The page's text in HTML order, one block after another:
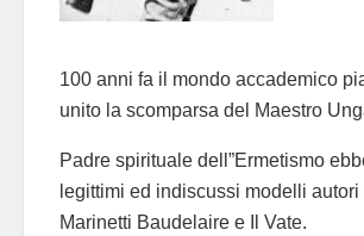
100 anni fa il mondo accademico
unito la scomparsa del Maestro
Padre spirituale dell”Ermetismo
legittimi ed indiscussi modelli autori
Marinetti Baudelaire e Il Vate.